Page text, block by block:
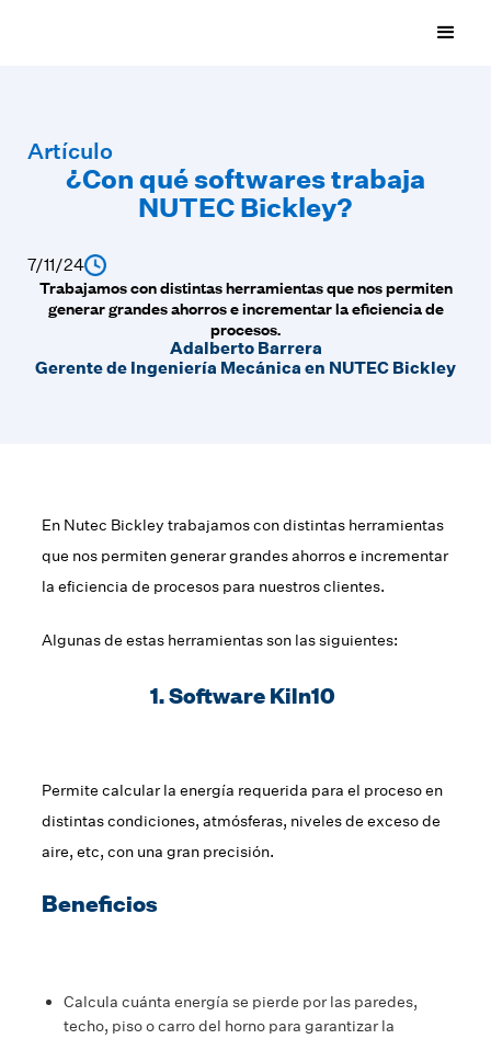
Artículo
¿Con qué softwares trabaja
NUTEC Bickley?
7/11/24
Trabajamos con distintas herramientas que nos permiten
generar grandes ahorros e incrementar la eficiencia de
procesos.
Adalberto Barrera
Gerente de Ingeniería Mecánica en NUTEC Bickley
En Nutec Bickley trabajamos con distintas herramientas
que nos permiten generar grandes ahorros e incrementar
la eficiencia de procesos para nuestros clientes.
Algunas de estas herramientas son las siguientes:
1. Software Kiln10
Permite calcular la energía requerida para el proceso en
distintas condiciones, atmósferas, niveles de exceso de
aire, etc, con una gran precisión.
Beneficios
Calcula cuánta energía se pierde por las paredes,
techo, piso o carro del horno para garantizar la